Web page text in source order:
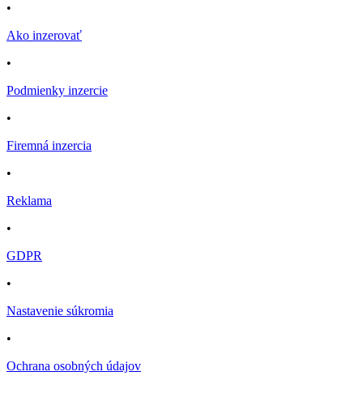
•
Ako inzerovať
•
Podmienky inzercie
•
Firemná inzercia
•
Reklama
•
GDPR
•
Nastavenie súkromia
•
Ochrana osobných údajov